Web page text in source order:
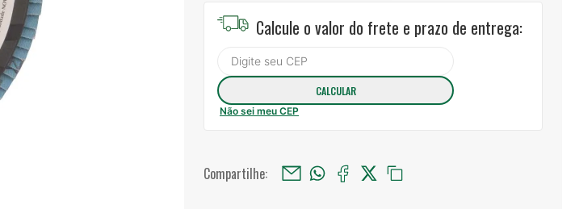
Calcule o valor do frete e prazo de entrega:
Não sei meu CEP
Compartilhe: